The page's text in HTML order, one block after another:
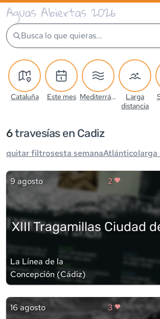
Aguas Abiertas 2026
Busca lo que quieras...
Cataluña Este mes Mediterráneo
Larga
distancia
6travesías en Cadiz
quitar filtrosesta semanaAtlánticolarga
9 agosto 2
XIII Tragamillas Ciudad
La Línea de la
Concepción (Cádiz)
16 agosto 3